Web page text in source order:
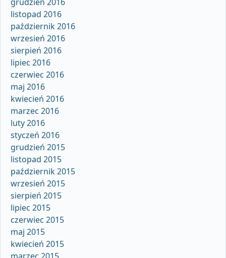
listopad 2016
październik 2016
wrzesień 2016
sierpień 2016
lipiec 2016
czerwiec 2016
maj 2016
kwiecień 2016
marzec 2016
luty 2016
styczeń 2016
grudzień 2015
listopad 2015
październik 2015
wrzesień 2015
sierpień 2015
lipiec 2015
czerwiec 2015
maj 2015
kwiecień 2015